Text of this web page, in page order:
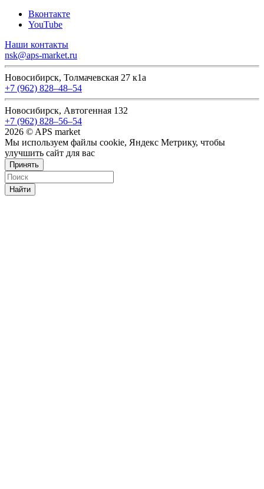
Вконтакте
YouTube
Наши контакты
nsk@aps-market.ru
Новосибирск, Толмачевская 27 к1а
+7 (962) 828‒48‒54
Новосибирск, Автогенная 132
+7 (962) 828‒56‒54
2026 © APS market
Мы используем файлы cookie, Яндекс Метрику, чтобы
улучшить сайт для вас
Принять
Найти